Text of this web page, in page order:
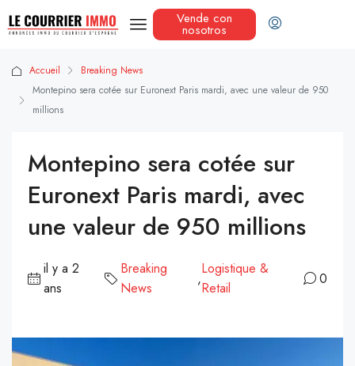
Vende con
nosotros
Accueil
Breaking News
Montepino sera cotée sur Euronext Paris mardi, avec une valeur de 950
millions
Montepino sera cotée sur
Euronext Paris mardi, avec
une valeur de 950 millions
il y a 2
ans
Breaking
News
,
Logistique &
Retail
0